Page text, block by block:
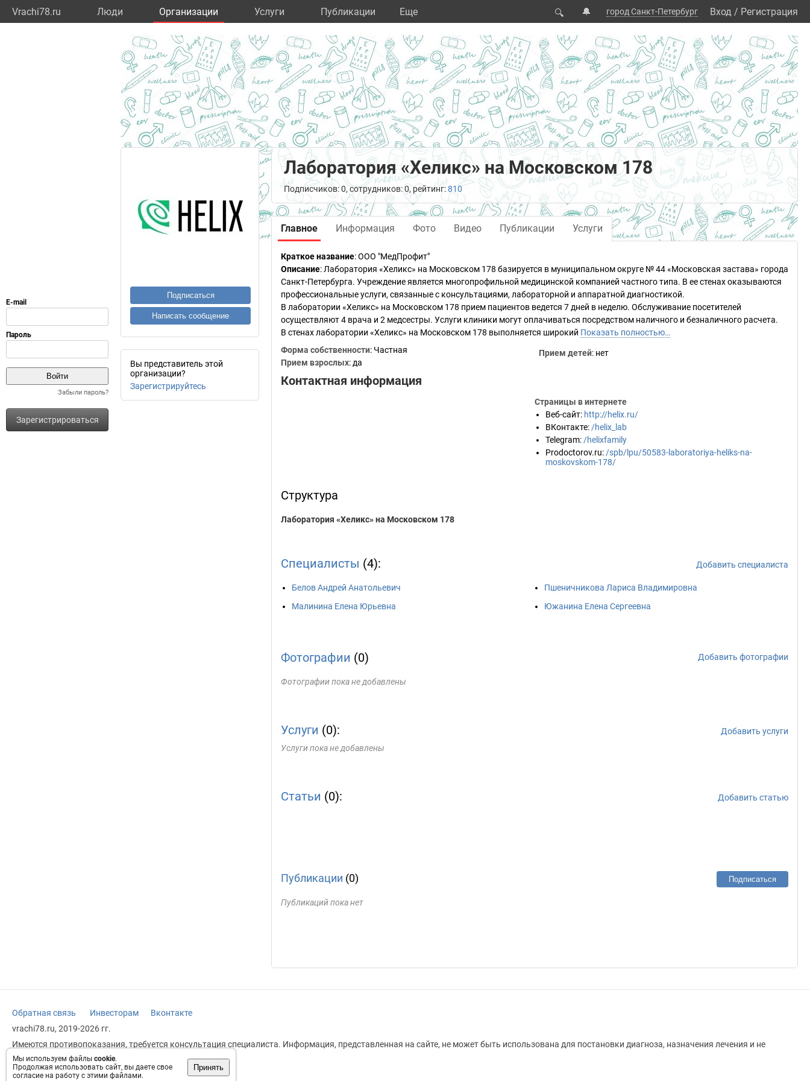
Vrachi78.ru Люди Организации Услуги Публикации Eще 🔍 🔔 город Санкт-Петербург Вход / Регистрация
Забыли пароль?
Зарегистрироваться
Мы используем файлы cookie.
Продолжая использовать сайт, вы даете свое
согласие на работу с этими файлами.
Принять
Подписаться
Написать сообщение
Вы представитель этой
организации?
Зарегистрируйтесь
Лаборатория «Хеликс» на Московском 178
Подписчиков: 0, сотрудников: 0, рейтинг:810
Главное Информация Фото Видео Публикации Услуги
Краткое название:ООО "МедПрофит"
Описание: Лаборатория «Хеликс» на Московском 178 базируется в муниципальном округе № 44 «Московская застава» города
Санкт-Петербурга. Учреждение является многопрофильной медицинской компанией частного типа. В ее стенах оказываются
профессиональные услуги, связанные с консультациями, лабораторной и аппаратной диагностикой.
В лаборатории «Хеликс» на Московском 178 прием пациентов ведется 7 дней в неделю. Обслуживание посетителей
осуществляют 4 врача и 2 медсестры. Услуги клиники могут оплачиваться посредством наличного и безналичного расчета.
В стенах лаборатории «Хеликс» на Московском 178 выполняется широкий Показать полностью…
Форма собственности: Частная
Прием взрослых: да
Прием детей: нет
Контактная информация
Страницы в интернете
Веб-сайт: http://helix.ru/
ВКонтакте: /helix_lab
Telegram: /helixfamily
Prodoctorov.ru: /spb/lpu/50583-laboratoriya-heliks-na-
moskovskom-178/
Структура
Лаборатория «Хеликс» на Московском 178
Специалисты (4): Добавить специалиста
Белов Андрей Анатольевич
Малинина Елена Юрьевна
Пшеничникова Лариса Владимировна
Южанина Елена Сергеевна
Фотографии (0) Добавить фотографии
Фотографии пока не добавлены
Услуги (0):
Добавить услуги
Услуги пока не добавлены
Статьи (0): Добавить статью
Публикации (0) Подписаться
Публикаций пока нет
Обратная связь Инвесторам
Вконтакте
vrachi78.ru, 2019-2026 гг.
Имеются противопоказания, требуется консультация специалиста. Информация, представленная на сайте, не может быть использована для постановки диагноза, назначения лечения и не
заменяет прием врача.
Возрастное ограничение: 18+